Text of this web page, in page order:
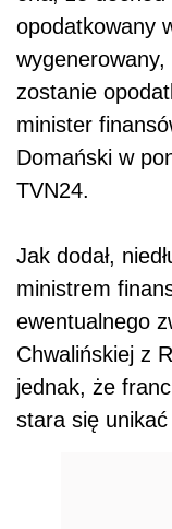
opodatkowany
zostanie
minister
Domański w
TVN24.
Jak dodał,
ministrem
ewentualnego
Chwalińskiej z
jednak, że
stara się unikać